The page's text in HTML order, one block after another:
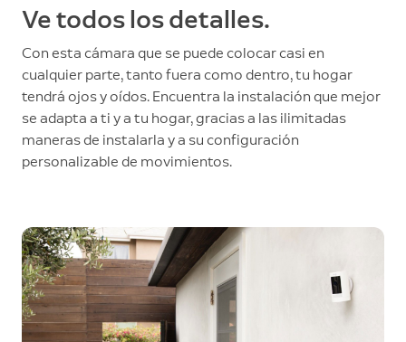
Ve todos los detalles.
Con esta cámara que se puede colocar casi en
cualquier parte, tanto fuera como dentro, tu hogar
tendrá ojos y oídos. Encuentra la instalación que mejor
se adapta a ti y a tu hogar, gracias a las ilimitadas
maneras de instalarla y a su configuración
personalizable de movimientos.